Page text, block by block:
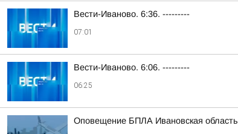
Вести-Иваново. 6:36. ---------
07:01
Вести-Иваново. 6:06. ---------
06:25
Оповещение БПЛА Ивановская область